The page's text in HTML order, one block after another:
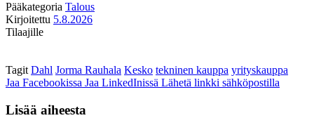
Pääkategoria Talous
Kirjoitettu 5.8.2026
Tilaajille
Tagit Dahl Jorma Rauhala Kesko tekninen kauppa yrityskauppa
Jaa Facebookissa Jaa LinkedInissä Lähetä linkki sähköpostilla
Lisää aiheesta